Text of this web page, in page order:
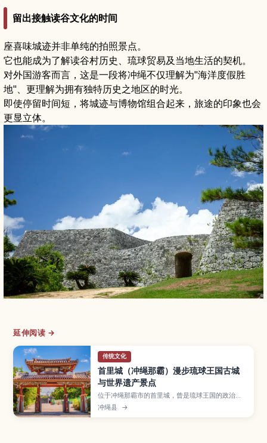
留出接触读谷文化的时间
座喜味城迹并非单纯的拍照景点。
它也能成为了解读谷村历史、琉球贸易及当地生活的契机。
对外国游客而言，这是一段将冲绳不仅理解为"海洋度假胜
地"、更理解为拥有独特历史之地区的时光。
即使停留时间短，将城迹与博物馆组合起来，旅途的印象也会
更显立体。
延伸阅读 →
传统文化
首里城（冲绳那霸）漫步琉球王国古城
与世界遗产景点
位于冲绳那霸市的首里城，曾是琉球王国的政治与
文化中心，如今被列入世界遗产，是到冲绳必访的
人气景点。文章介绍守礼门、正殿遗址、园比屋武
冲绳县 →